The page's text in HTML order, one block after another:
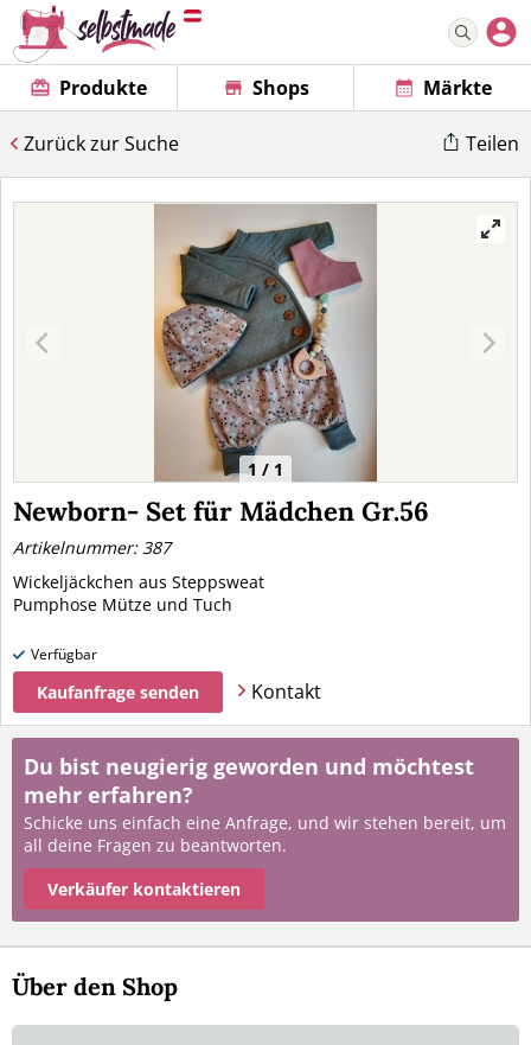
Produkte Shops Märkte
Zurück zur Suche Teilen
1 / 1
Newborn- Set für Mädchen Gr.56
Artikelnummer: 387
Wickeljäckchen aus Steppsweat
Pumphose Mütze und Tuch
Verfügbar
Kaufanfrage senden Kontakt
Du bist neugierig geworden und möchtest
mehr erfahren?
Schicke uns einfach eine Anfrage, und wir stehen bereit, um
all deine Fragen zu beantworten.
Verkäufer kontaktieren
Über den Shop